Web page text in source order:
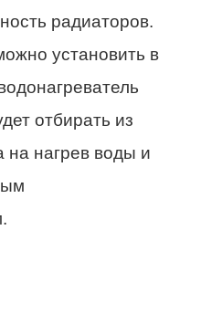
радиаторов.
установить в
отбирать из
на нагрев воды и